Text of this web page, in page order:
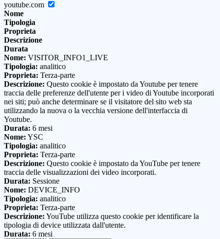
youtube.com
Nome
Tipologia
Proprieta
Descrizione
Durata
Nome: VISITOR_INFO1_LIVE
Tipologia: analitico
Proprieta: Terza-parte
Descrizione: Questo cookie è impostato da Youtube per tenere
traccia delle preferenze dell'utente per i video di Youtube incorporati
nei siti; può anche determinare se il visitatore del sito web sta
utilizzando la nuova o la vecchia versione dell'interfaccia di
Youtube.
Durata: 6 mesi
Nome: YSC
Tipologia: analitico
Proprieta: Terza-parte
Descrizione: Questo cookie è impostato da YouTube per tenere
traccia delle visualizzazioni dei video incorporati.
Durata: Sessione
Nome: DEVICE_INFO
Tipologia: analitico
Proprieta: Terza-parte
Descrizione: YouTube utilizza questo cookie per identificare la
tipologia di device utilizzata dall'utente.
Durata: 6 mesi